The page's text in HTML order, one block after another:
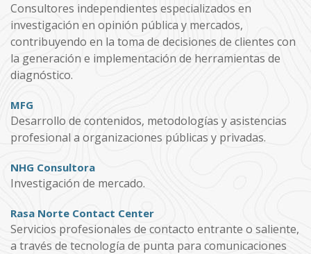
Consultores independientes especializados en
investigación en opinión pública y mercados,
contribuyendo en la toma de decisiones de clientes con
la generación e implementación de herramientas de
diagnóstico.
MFG
Desarrollo de contenidos, metodologías y asistencias
profesional a organizaciones públicas y privadas.
NHG Consultora
Investigación de mercado.
Rasa Norte Contact Center
Servicios profesionales de contacto entrante o saliente,
a través de tecnología de punta para comunicaciones